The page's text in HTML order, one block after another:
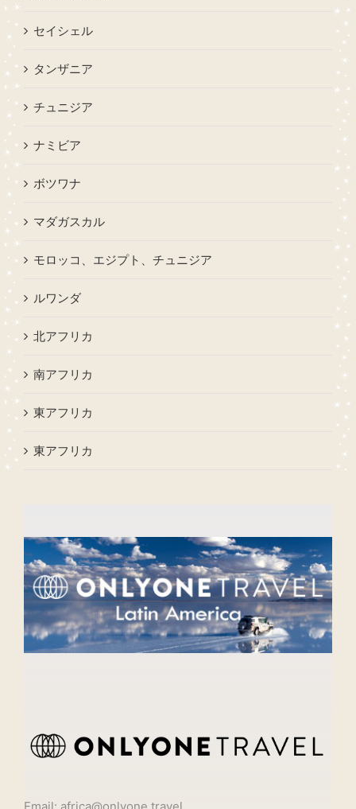
セイシェル
タンザニア
チュニジア
ナミビア
ボツワナ
マダガスカル
モロッコ、エジプト、チュニジア
ルワンダ
北アフリカ
南アフリカ
東アフリカ
東アフリカ